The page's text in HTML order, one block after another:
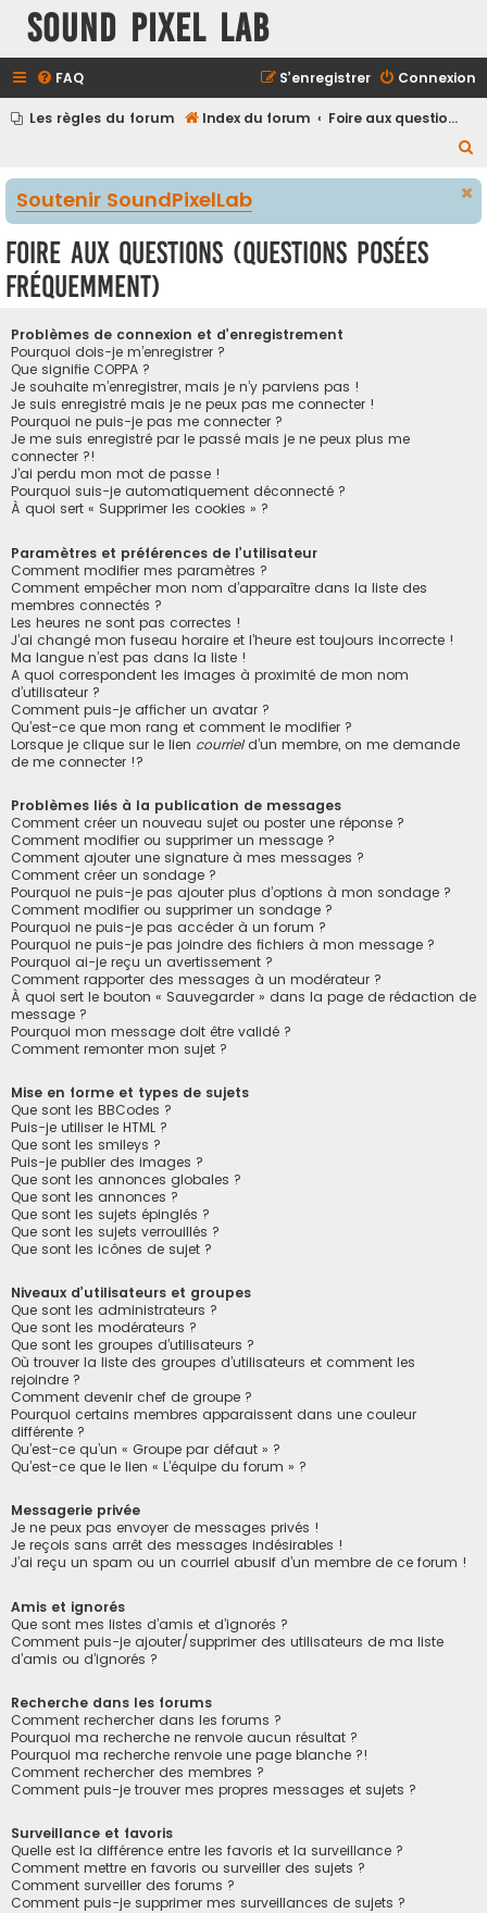
Sound Pixel Lab
FAQ Connexion
S’enregistrer
Les règles du forum Index du forum
Foire aux questions (Questions posées fréquemment)
e
Soutenir SoundPixelLab
Foire aux questions (Questions posées
fréquemment)
Problèmes de connexion et d’enregistrement
Pourquoi dois-je m’enregistrer ?
Que signifie COPPA ?
Je souhaite m’enregistrer, mais je n’y parviens pas !
Je suis enregistré mais je ne peux pas me connecter !
Pourquoi ne puis-je pas me connecter ?
Je me suis enregistré par le passé mais je ne peux plus me
connecter ?!
J’ai perdu mon mot de passe !
Pourquoi suis-je automatiquement déconnecté ?
À quoi sert « Supprimer les cookies » ?
Paramètres et préférences de l’utilisateur
Comment modifier mes paramètres ?
Comment empêcher mon nom d’apparaître dans la liste des
membres connectés ?
Les heures ne sont pas correctes !
J’ai changé mon fuseau horaire et l’heure est toujours incorrecte !
Ma langue n’est pas dans la liste !
A quoi correspondent les images à proximité de mon nom
d’utilisateur ?
Comment puis-je afficher un avatar ?
Qu’est-ce que mon rang et comment le modifier ?
Lorsque je clique sur le lien courrield’un membre, on me demande
de me connecter !?
Problèmes liés à la publication de messages
Comment créer un nouveau sujet ou poster une réponse ?
Comment modifier ou supprimer un message ?
Comment ajouter une signature à mes messages ?
Comment créer un sondage ?
Pourquoi ne puis-je pas ajouter plus d’options à mon sondage ?
Comment modifier ou supprimer un sondage ?
Pourquoi ne puis-je pas accéder à un forum ?
Pourquoi ne puis-je pas joindre des fichiers à mon message ?
Pourquoi ai-je reçu un avertissement ?
Comment rapporter des messages à un modérateur ?
À quoi sert le bouton « Sauvegarder » dans la page de rédaction de
message ?
Pourquoi mon message doit être validé ?
Comment remonter mon sujet ?
Mise en forme et types de sujets
Que sont les BBCodes ?
Puis-je utiliser le HTML ?
Que sont les smileys ?
Puis-je publier des images ?
Que sont les annonces globales ?
Que sont les annonces ?
Que sont les sujets épinglés ?
Que sont les sujets verrouillés ?
Que sont les icônes de sujet ?
Niveaux d’utilisateurs et groupes
Que sont les administrateurs ?
Que sont les modérateurs ?
Que sont les groupes d’utilisateurs ?
Où trouver la liste des groupes d’utilisateurs et comment les
rejoindre ?
Comment devenir chef de groupe ?
Pourquoi certains membres apparaissent dans une couleur
différente ?
Qu’est-ce qu’un « Groupe par défaut » ?
Qu’est-ce que le lien « L’équipe du forum » ?
Messagerie privée
Je ne peux pas envoyer de messages privés !
Je reçois sans arrêt des messages indésirables !
J’ai reçu un spam ou un courriel abusif d’un membre de ce forum !
Amis et ignorés
Que sont mes listes d’amis et d’ignorés ?
Comment puis-je ajouter/supprimer des utilisateurs de ma liste
d’amis ou d’ignorés ?
Recherche dans les forums
Comment rechercher dans les forums ?
Pourquoi ma recherche ne renvoie aucun résultat ?
Pourquoi ma recherche renvoie une page blanche ?!
Comment rechercher des membres ?
Comment puis-je trouver mes propres messages et sujets ?
Surveillance et favoris
Quelle est la différence entre les favoris et la surveillance ?
Comment mettre en favoris ou surveiller des sujets ?
Comment surveiller des forums ?
Comment puis-je supprimer mes surveillances de sujets ?